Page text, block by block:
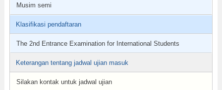
Musim semi
Klasifikasi pendaftaran
The 2nd Entrance Examination for International Students
Keterangan tentang jadwal ujian masuk
Silakan kontak untuk jadwal ujian